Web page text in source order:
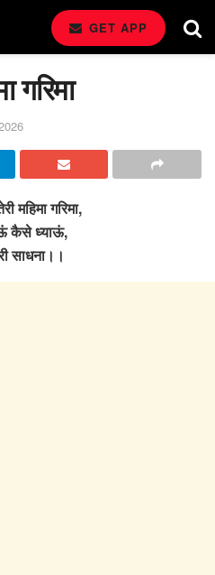
GET APP
गरिमा
महिमा गरिमा,
कैसे ध्याऊं,
साधना।।